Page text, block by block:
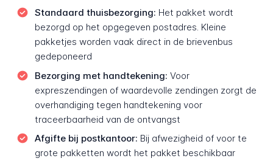
Standaard thuisbezorging: Het pakket wordt
bezorgd op het opgegeven postadres. Kleine
pakketjes worden vaak direct in de brievenbus
gedeponeerd
Bezorging met handtekening: Voor
expreszendingen of waardevolle zendingen zorgt de
overhandiging tegen handtekening voor
traceerbaarheid van de ontvangst
Afgifte bij postkantoor: Bij afwezigheid of voor te
grote pakketten wordt het pakket beschikbaar